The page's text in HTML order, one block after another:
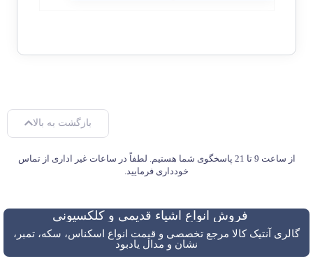
بازگشت به بالا
از ساعت 9 تا 21 پاسخگوی شما هستیم. لطفاً در ساعات غیر اداری از تماس
خودداری فرمایید.
فروش انواع اشیاء قدیمی و کلکسیونی
گالری آنتیک کالا مرجع تخصصی و قیمت انواع اسکناس، سکه، تمبر،
نشان و مدال یادبود